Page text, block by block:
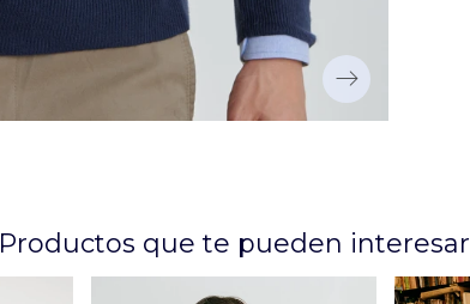
Productos que te pueden interesar